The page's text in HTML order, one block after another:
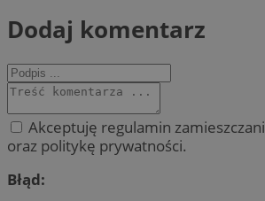
Dodaj komentarz
Akceptuję regulamin
oraz politykę prywatności.
Błąd: